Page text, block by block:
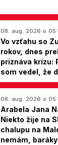
08. aug. 2026 o
Vo vzťahu so
rokov, dnes
priznáva krízu:
som vedel, že
hovorí Milan
08. aug. 2026 o
Arabela Jana
Niekto žije na
chalupu na
nemám,